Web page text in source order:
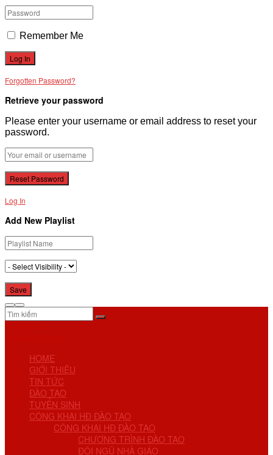
Remember Me
Forgotten Password?
Retrieve your password
Please enter your username or email address to reset your
password.
Log In
Add New Playlist
HOME
GIỚI THIỆU
TIN TỨC
ĐÀO TẠO
TUYỂN SINH
CÔNG KHAI HĐ ĐÀO TẠO
CÔNG KHAI HĐ ĐÀO TẠO
CHƯƠNG TRÌNH ĐÀO TẠO
ĐỘI NGŨ NHÀ GIÁO